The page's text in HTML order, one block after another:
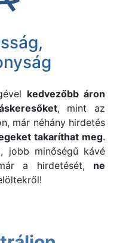
kedvezőbb áron
, mint az
már néhány hirdetés
takaríthat meg.
jobb minőségű kávé
a hirdetését, ne